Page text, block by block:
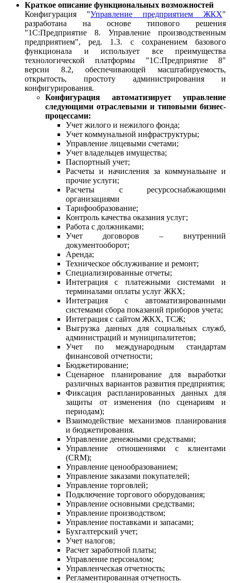
Краткое описание функциональных возможностей
Конфигурация "Управление предприятием ЖКХ"
разработана на основе типового решения
"1С:Предприятие 8. Управление производственным
предприятием", ред. 1.3. с сохранением базового
функционала и использует все преимущества
технологической платформы "1С:Предприятие 8"
версии 8.2, обеспечивающей масштабируемость,
открытость, простоту администрирования и
конфигурирования.
Конфигурация автоматизирует управление
следующими отраслевыми и типовыми бизнес-
процессами:
Учет жилого и нежилого фонда;
Учет коммунальной инфраструктуры;
Управление лицевыми счетами;
Учет владельцев имущества;
Паспортный учет;
Расчеты и начисления за коммунальыне и
прочие услуги;
Расчеты с ресурсоснабжающими
организациями
Тарифообразование;
Контроль качества оказания услуг;
Работа с должниками;
Учет договоров – внутренний
документооборот;
Аренда;
Техническое обслуживание и ремонт;
Специализированные отчеты;
Интеграция с платежными системами и
терминалами оплаты услуг ЖКХ;
Интеграция с автоматизированными
системами сбора показаний приборов учета;
Интеграция с сайтом ЖКХ, ТСЖ;
Выгрузка данных для социальных служб,
администраций и муниципалитетов;
Учет по международным стандартам
финансовой отчетности;
Бюджетирование;
Сценарное планирование для выработки
различных вариантов развития предприятия;
Фиксация распланированных данных для
защиты от изменения (по сценариям и
периодам);
Взаимодействие механизмов планирования
и бюджетирования.
Управление денежными средствами;
Управление отношениями с клиентами
(CRM);
Управление ценообразованием;
Управление заказами покупателей;
Управление торговлей;
Подключение торгового оборудования;
Управление основными средствами;
Управление производством;
Управление поставками и запасами;
Бухгалтерский учет;
Учет налогов;
Расчет заработной платы;
Управление персоналом;
Управленческая отчетность;
Регламентированная отчетность.